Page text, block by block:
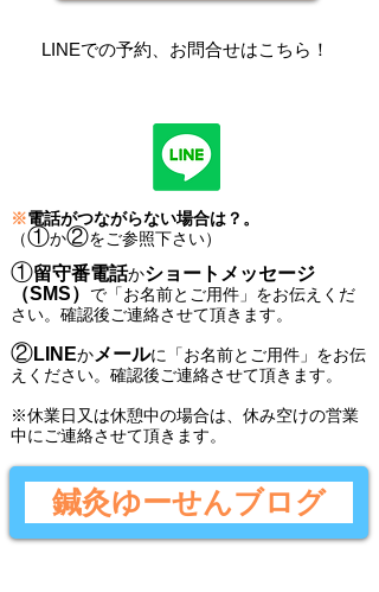
LINEでの予約、お問合せはこちら ！
※電話がつながらない場合は？。
（①か②をご参照下さい）
①留守番電話かショートメッセージ
（SMS） で 「お名前とご用件 」 をお伝えくだ
さい。 確認後ご連絡させて頂きます。
②LINEかメールに 「お名前とご用件 」 をお伝
えください。 確認後ご連絡させて頂きます。
​※休業日又は休憩中の場合は、休み空けの営業
中にご連絡させて頂きます。
鍼灸ゆーせんブログ